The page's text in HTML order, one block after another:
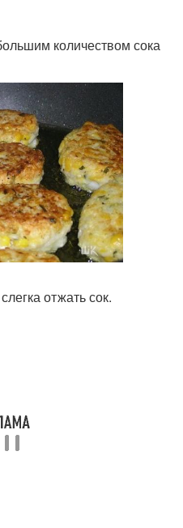
количеством сока
отжать сок.